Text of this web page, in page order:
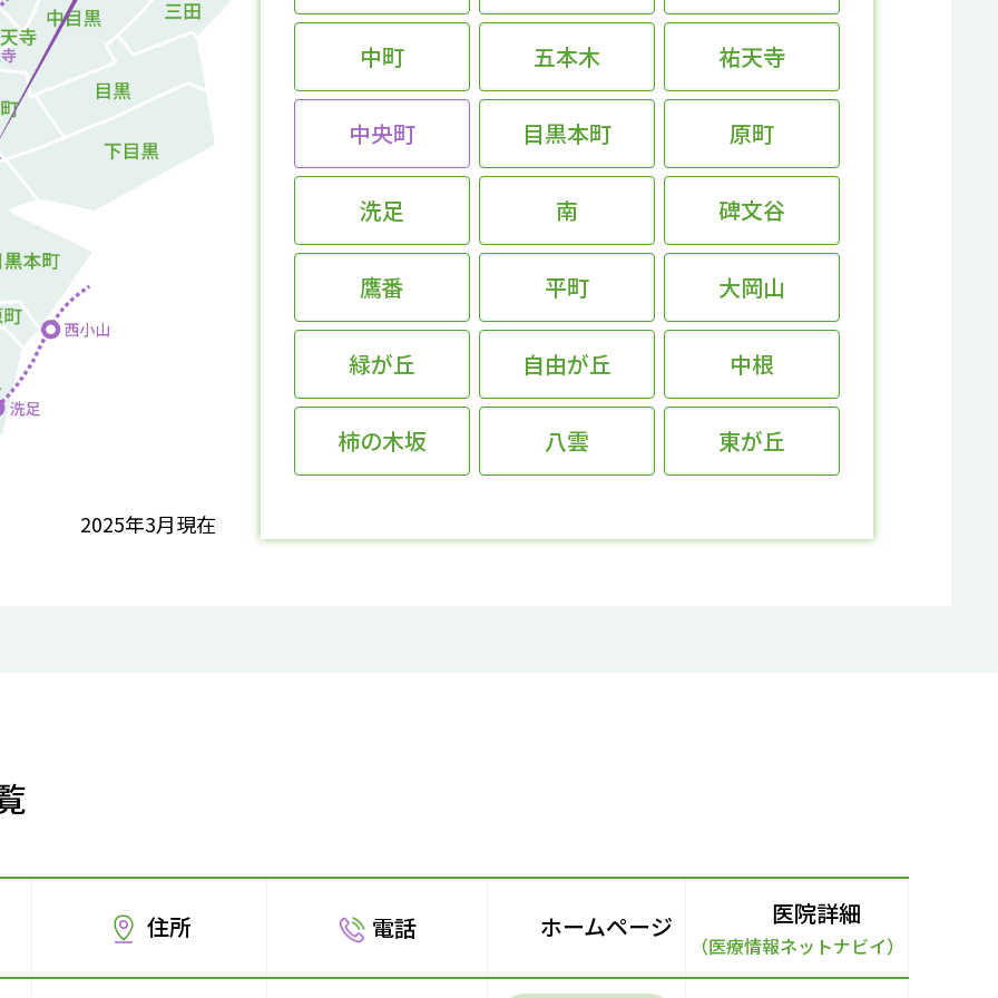
2025年3月現在
中町 五本木 祐天寺
中央町 目黒本町 原町
洗足 南 碑文谷
鷹番 平町 大岡山
緑が丘 自由が丘 中根
柿の木坂 八雲 東が丘
住所 電話 ホームページ 医院詳細
（医療情報ネットナビイ）